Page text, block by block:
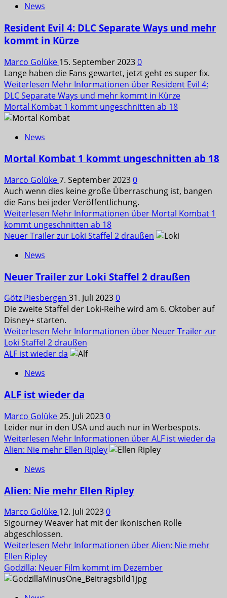
News
Resident Evil 4: DLC Separate Ways und mehr
kommt in Kürze
Marco Golüke 15. September 20230
Lange haben die Fans gewartet, jetzt geht es super fix.
Weiterlesen Mehr Informationen über Resident Evil 4:
DLC Separate Ways und mehr kommt in Kürze
Mortal Kombat 1 kommt ungeschnitten ab 18
News
Mortal Kombat 1 kommt ungeschnitten ab 18
Marco Golüke7. September 20230
Auch wenn dies keine große Überraschung ist, bangen
die Fans bei jeder Veröffentlichung.
Weiterlesen Mehr Informationen über Mortal Kombat 1
kommt ungeschnitten ab 18
Neuer Trailer zur Loki Staffel 2 draußen
News
Neuer Trailer zur Loki Staffel 2 draußen
Götz Piesbergen 31. Juli 20230
Die zweite Staffel der Loki-Reihe wird am 6. Oktober auf
Disney+ starten.
Weiterlesen Mehr Informationen über Neuer Trailer zur
Loki Staffel 2 draußen
ALF ist wieder da
News
ALF ist wieder da
Marco Golüke25. Juli 20230
Leider nur in den USA und auch nur in Werbespots.
Weiterlesen Mehr Informationen über ALF ist wieder da
Alien: Nie mehr Ellen Ripley
News
Alien: Nie mehr Ellen Ripley
Marco Golüke 12. Juli 20230
Sigourney Weaver hat mit der ikonischen Rolle
abgeschlossen.
Weiterlesen Mehr Informationen über Alien: Nie mehr
Ellen Ripley
Godzilla: Neuer Film kommt im Dezember